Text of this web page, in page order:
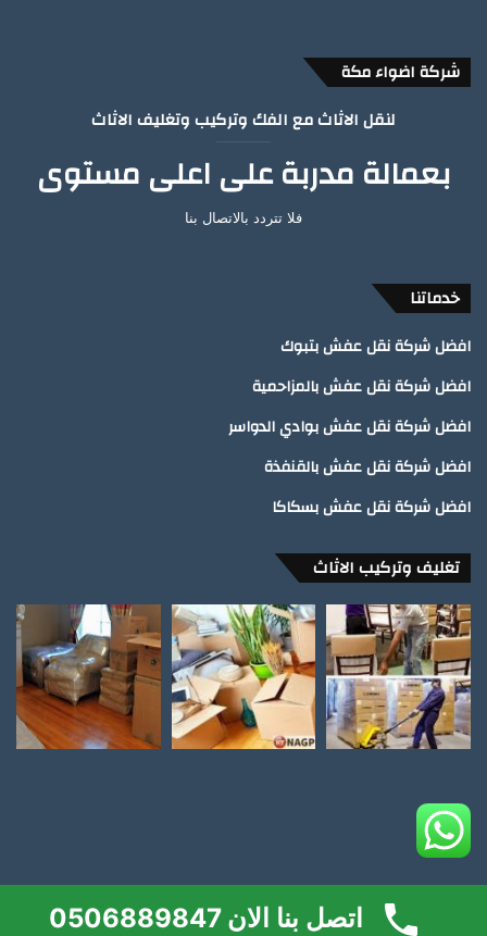
شركة اضواء مكة
لنقل الاثاث مع الفك وتركيب وتغليف الاثاث
بعمالة مدربة على اعلى مستوى
فلا تتردد بالاتصال بنا
خدماتنا
افضل شركة نقل عفش بتبوك
افضل شركة نقل عفش بالمزاحمية
افضل شركة نقل عفش بوادي الدواسر
افضل شركة نقل عفش بالقنفذة
افضل شركة نقل عفش بسكاكا
تغليف وتركيب الاثاث
اتصل بنا الان 0506889847